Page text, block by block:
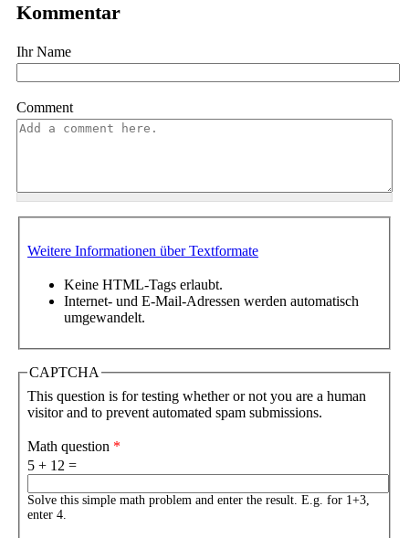
Kommentar
Ihr Name
Comment
Weitere Informationen über Textformate
Keine HTML-Tags erlaubt.
Internet- und E-Mail-Adressen werden automatisch
umgewandelt.
CAPTCHA
This question is for testing whether or not you are a human
visitor and to prevent automated spam submissions.
Math question *
5 + 12 =
Solve this simple math problem and enter the result. E.g. for 1+3,
enter 4.